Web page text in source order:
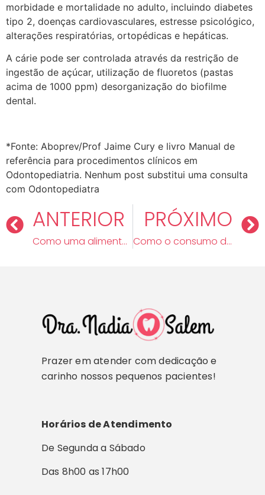
morbidade e mortalidade no adulto, incluindo diabetes
tipo 2, doenças cardiovasculares, estresse psicológico,
alterações respiratórias, ortopédicas e hepáticas.
A cárie pode ser controlada através da restrição de
ingestão de açúcar, utilização de fluoretos (pastas
acima de 1000 ppm) desorganização do biofilme
dental.
*Fonte: Aboprev/Prof Jaime Cury e livro Manual de
referência para procedimentos clínicos em
Odontopediatria. Nenhum post substitui uma consulta
com Odontopediatra
ANTERIOR
Como uma alimentação saudável pode ajudar a saúde bucal do seu filho
PRÓXIMO
Como o consumo de grãos inteiros pode contribuir para a saúde bucal
Prazer em atender com dedicação e
carinho nossos pequenos pacientes!
Horários de Atendimento
De Segunda a Sábado
Das 8h00 as 17h00